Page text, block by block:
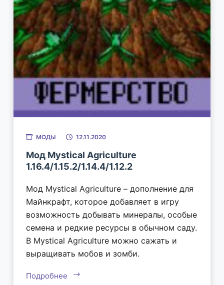
МОДЫ 12.11.2020
Мод Mystical Agriculture
1.16.4/1.15.2/1.14.4/1.12.2
Мод Mystical Agriculture – дополнение для
Майнкрафт, которое добавляет в игру
возможность добывать минералы, особые
семена и редкие ресурсы в обычном саду.
В Mystical Agriculture можно сажать и
выращивать мобов и зомби.
Подробнее